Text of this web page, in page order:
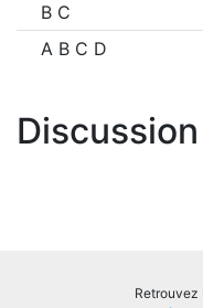
B C
A B C D
Discussion
Retrouvez